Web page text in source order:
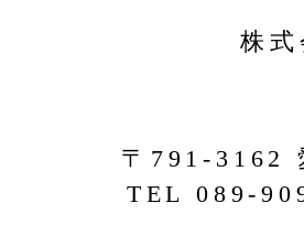
〒791-3162
TEL 089-
株